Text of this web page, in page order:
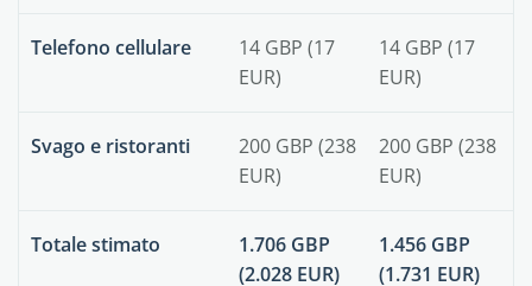
Telefono cellulare
14 GBP (17
EUR)
14 GBP (17
EUR)
Svago e ristoranti
200 GBP (238
EUR)
200 GBP (238
EUR)
Totale stimato
1.706 GBP
(2.028 EUR)
1.456 GBP
(1.731 EUR)